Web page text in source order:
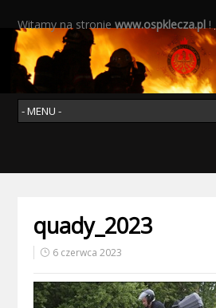
Witamy na stroniewww.ospklecza.pl!
quady_2023
6 czerwca 2023